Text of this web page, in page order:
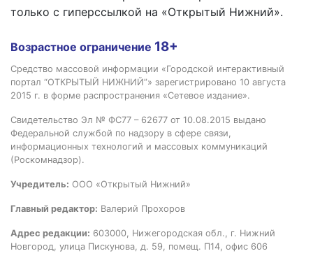
только с гиперссылкой на «Открытый Нижний».
Возрастное ограничение 18+
Средство массовой информации «Городской интерактивный
портал “ОТКРЫТЫЙ НИЖНИЙ”» зарегистрировано 10 августа
2015 г. в форме распространения «Сетевое издание».
Свидетельство Эл № ФС77 – 62677 от 10.08.2015 выдано
Федеральной службой по надзору в сфере связи,
информационных технологий и массовых коммуникаций
(Роскомнадзор).
Учредитель: ООО «Открытый Нижний»
Главный редактор: Валерий Прохоров
Адрес редакции: 603000, Нижегородская обл., г. Нижний
Новгород, улица Пискунова, д. 59, помещ. П14, офис 606